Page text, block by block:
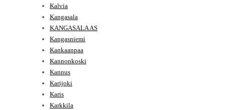
Kalvia
Kangasala
KANGASALA AS
Kangasniemi
Kankaanpaa
Kannonkoski
Kannus
Karijoki
Karis
Karkkila